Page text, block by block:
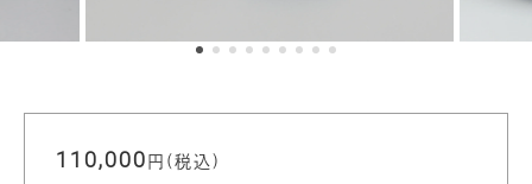
110,000 円(税込)